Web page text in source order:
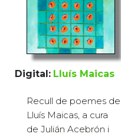
Digital: Lluís Maicas
Recull de poemes de
Lluís Maicas, a cura
de Julián Acebrón i